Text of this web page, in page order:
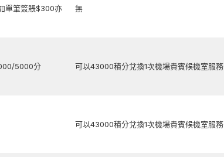
單筆簽賬$300亦
無
5000分 可以43000積分兌換1次機場貴賓候機室服務
可以43000積分兌換1次機場貴賓候機室服務